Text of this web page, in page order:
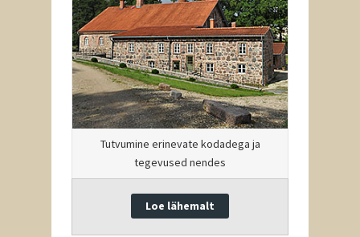
Tutvumine erinevate kodadega ja
tegevused nendes
Loe lähemalt